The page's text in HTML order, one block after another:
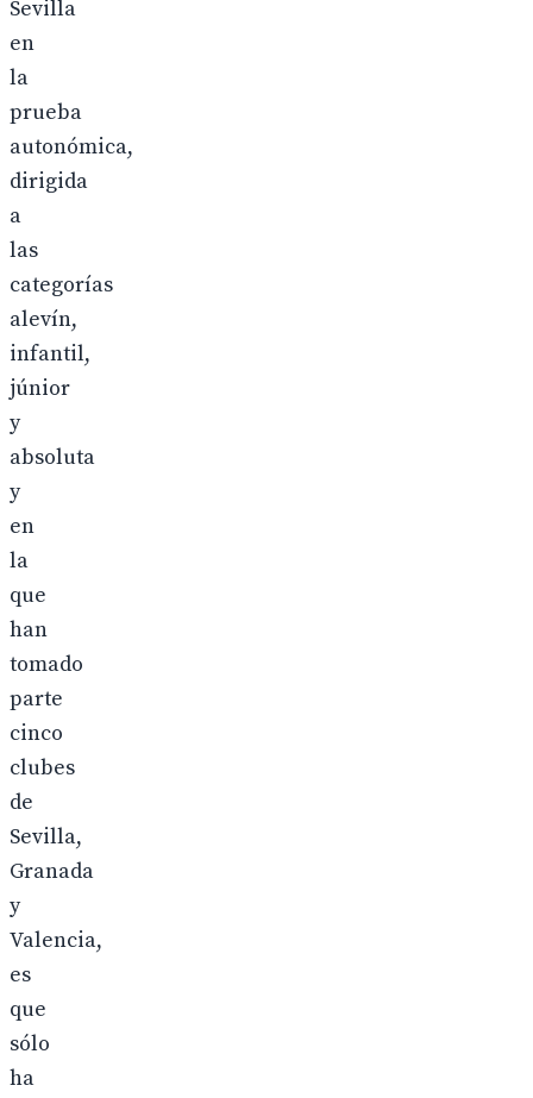
Sevilla
en
la
prueba
autonómica,
dirigida
a
las
categorías
alevín,
infantil,
júnior
y
absoluta
y
en
la
que
han
tomado
parte
cinco
clubes
de
Sevilla,
Granada
y
Valencia,
es
que
sólo
ha